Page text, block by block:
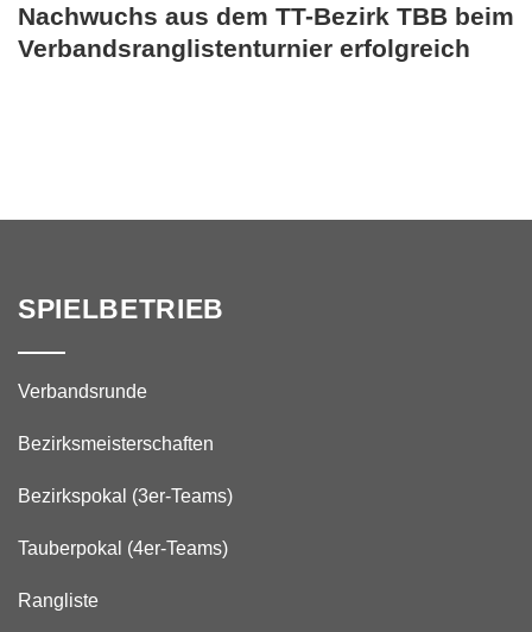
Nachwuchs aus dem TT-Bezirk TBB beim
Verbandsranglistenturnier erfolgreich
SPIELBETRIEB
Verbandsrunde
Bezirksmeisterschaften
Bezirkspokal (3er-Teams)
Tauberpokal (4er-Teams)
Rangliste